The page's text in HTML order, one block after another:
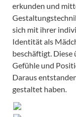
erkunden und
sich mit ihrer
Identität als
beschäftigt. Diese
Gefühle und
Daraus
gestaltet haben.